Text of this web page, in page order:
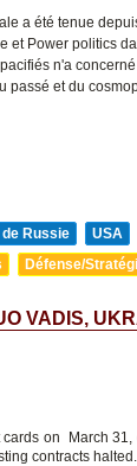
a été tenue
et Power politics
n'a
passé et du
de Russie USA
Défense/
VADIS,
on March
contracts halted.